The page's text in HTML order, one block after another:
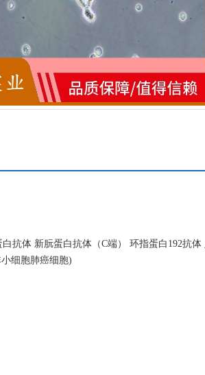
抗体 新朊蛋白抗体（C端） 环指蛋白192抗
细胞肺癌细胞)